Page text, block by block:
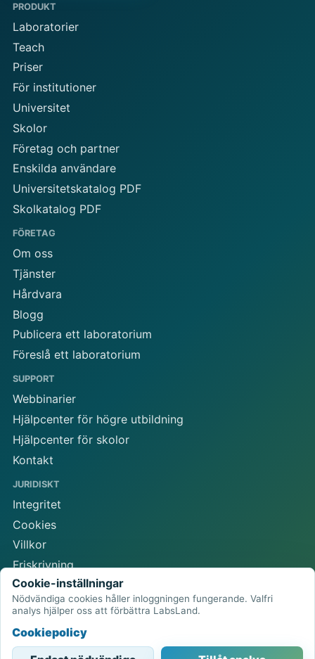
PRODUKT
Laboratorier
Teach
Priser
För institutioner
Universitet
Skolor
Företag och partner
Enskilda användare
Universitetskatalog PDF
Skolkatalog PDF
FÖRETAG
Om oss
Tjänster
Hårdvara
Blogg
Publicera ett laboratorium
Föreslå ett laboratorium
SUPPORT
Webbinarier
Hjälpcenter för högre utbildning
Hjälpcenter för skolor
Kontakt
JURIDISKT
Integritet
Cookies
Villkor
Friskrivning
Cookie-inställningar
LabsLands nätverk av fjärrlaboratorier
Browserbaserad åtkomst till fysisk STEM-utrustning.
Cookie-inställningar
Nödvändiga cookies håller inloggningen fungerande. Valfri
analys hjälper oss att förbättra LabsLand.
Cookiepolicy